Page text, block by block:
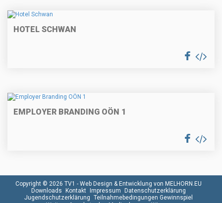
HOTEL SCHWAN
EMPLOYER BRANDING OÖN 1
Copyright © 2026 TV1 - Web Design & Entwicklung von MELHORN.EU
Downloads
Kontakt Impressum
Datenschutzerklärung
Jugendschutzerklärung Teilnahmebedingungen Gewinnspiel